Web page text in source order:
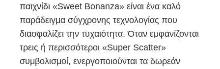
παιχνίδι «Sweet Bonanza» είναι ένα καλό
παράδειγμα σύγχρονης τεχνολογίας που
διασφαλίζει την τυχαιότητα. Όταν εμφανίζονται
τρεις ή περισσότεροι «Super Scatter»
συμβολισμοί, ενεργοποιούνται τα δωρεάν